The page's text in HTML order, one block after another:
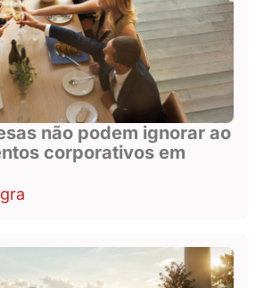
não podem ignorar ao
corporativos em